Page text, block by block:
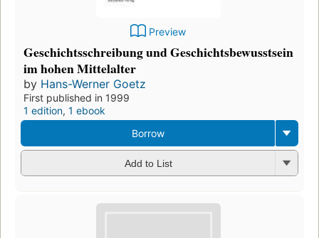
Preview
Geschichtsschreibung und Geschichtsbewusstsein
im hohen Mittelalter
by Hans-Werner Goetz
First published in 1999
1 edition, 1 ebook
Borrow
Add to List